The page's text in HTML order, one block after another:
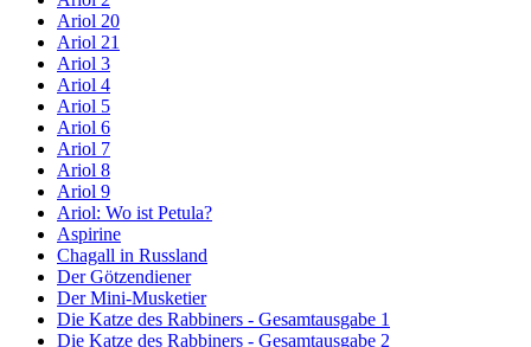
Ariol 20
Ariol 21
Ariol 3
Ariol 4
Ariol 5
Ariol 6
Ariol 7
Ariol 8
Ariol 9
Ariol: Wo ist Petula?
Aspirine
Chagall in Russland
Der Götzendiener
Der Mini-Musketier
Die Katze des Rabbiners - Gesamtausgabe 1
Die Katze des Rabbiners - Gesamtausgabe 2